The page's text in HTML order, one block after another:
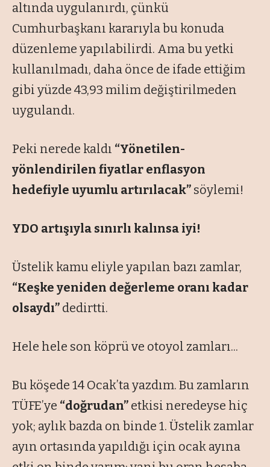
altında uygulanırdı, çünkü
Cumhurbaşkanı kararıyla bu konuda
düzenleme yapılabilirdi. Ama bu yetki
kullanılmadı, daha önce de ifade ettiğim
gibi yüzde 43,93 milim değiştirilmeden
uygulandı.
Peki nerede kaldı “Yönetilen-
yönlendirilen fiyatlar enflasyon
hedefiyle uyumlu artırılacak” söylemi!
YDO artışıyla sınırlı kalınsa iyi!
Üstelik kamu eliyle yapılan bazı zamlar,
“Keşke yeniden değerleme oranı kadar
olsaydı” dedirtti.
Hele hele son köprü ve otoyol zamları...
Bu köşede 14 Ocak’ta yazdım. Bu zamların
TÜFE’ye “doğrudan” etkisi neredeyse hiç
yok; aylık bazda on binde 1. Üstelik zamlar
ayın ortasında yapıldığı için ocak ayına